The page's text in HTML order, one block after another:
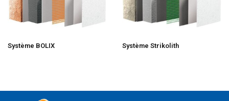
Système BOLIX Système Strikolith